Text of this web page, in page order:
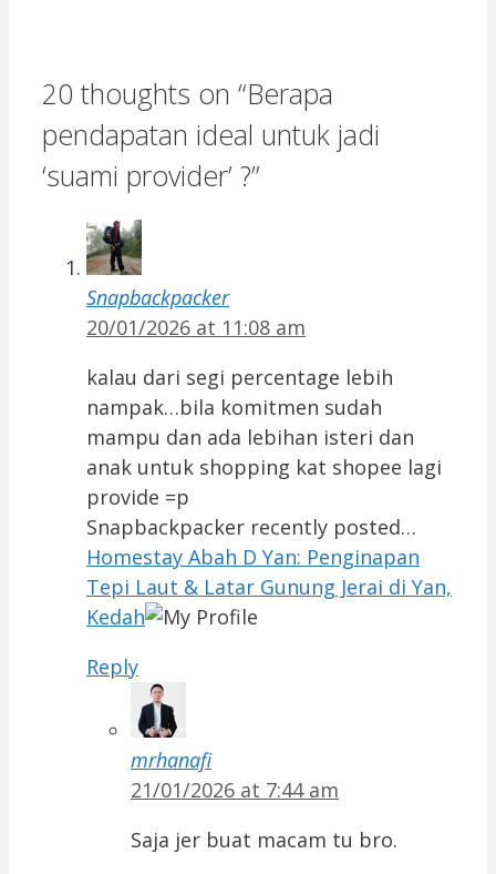
20 thoughts on “Berapa
pendapatan ideal untuk jadi
‘suami provider’ ?”
Snapbackpacker
20/01/2026 at 11:08 am
kalau dari segi percentage lebih
nampak…bila komitmen sudah
mampu dan ada lebihan isteri dan
anak untuk shopping kat shopee lagi
provide =p
Snapbackpacker recently posted…
Homestay Abah D Yan: Penginapan
Tepi Laut & Latar Gunung Jerai di Yan,
Kedah
Reply
mrhanafi
21/01/2026 at 7:44 am
Saja jer buat macam tu bro.